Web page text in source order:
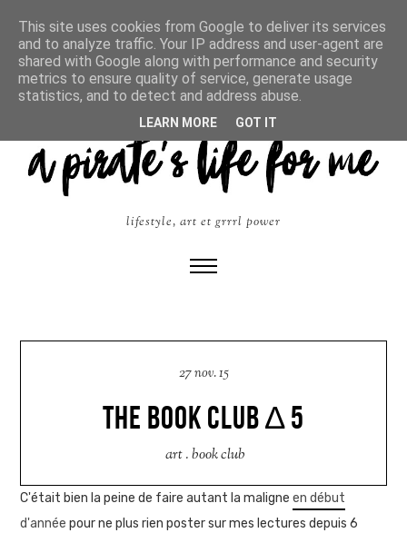
lifestyle, art et grrrl power
27 nov. 15
THE BOOK CLUB ∆ 5
art.book club
C'était bien la peine de faire autant la maligneen début
d'année pour ne plus rien poster sur mes lectures depuis 6
This site uses cookies from Google to deliver its services
and to analyze traffic. Your IP address and user-agent are
shared with Google along with performance and security
metrics to ensure quality of service, generate usage
statistics, and to detect and address abuse.
LEARN MORE GOT IT